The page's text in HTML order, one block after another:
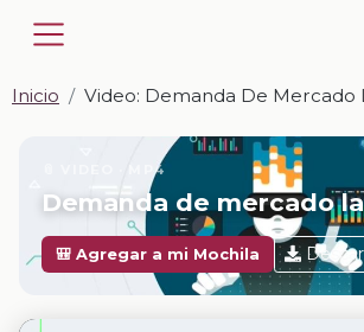
Inicio Video: Demanda De Mercado
📎 VIDEO · MP4
Demanda de mercado
🎒 Agregar a mi Mochila